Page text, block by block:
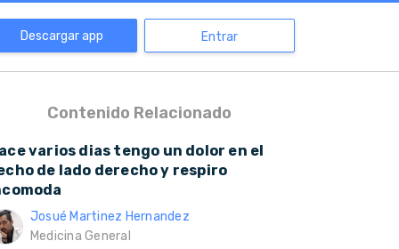
Descargar app Entrar
Contenido Relacionado
varios dias tengo un dolor en el
de lado derecho y respiro
Josué Martinez Hernandez
Medicina General